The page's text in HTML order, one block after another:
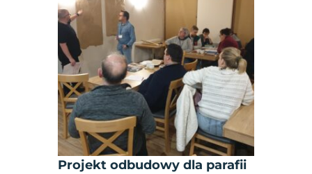
Projekt odbudowy dla parafii